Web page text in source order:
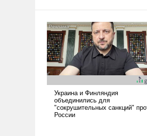
Сложившаяся ситуация
означает многолетний период
уязвимости США, например,
перед Китаем.